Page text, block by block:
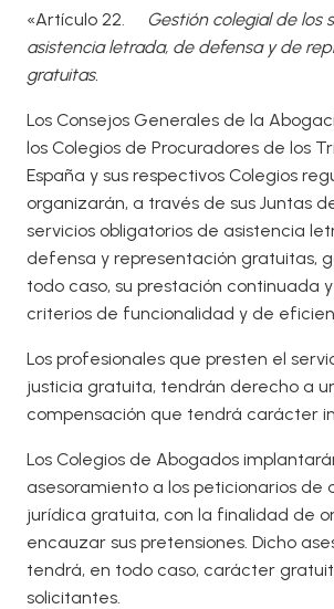
«Artículo 22.
Gestión colegial de los
asistencia letrada, de defensa y de
gratuitas.
Los Consejos Generales de la
los Colegios de Procuradores de los
España y sus respectivos Colegios
organizarán, a través de sus Juntas
servicios obligatorios de asistencia
defensa y representación gratuitas,
todo caso, su prestación continuada
criterios de funcionalidad y de
Los profesionales que presten el
justicia gratuita, tendrán derecho a
compensación que tendrá carácter
Los Colegios de Abogados
asesoramiento a los peticionarios de
jurídica gratuita, con la finalidad de
encauzar sus pretensiones. Dicho
tendrá, en todo caso, carácter
solicitantes.